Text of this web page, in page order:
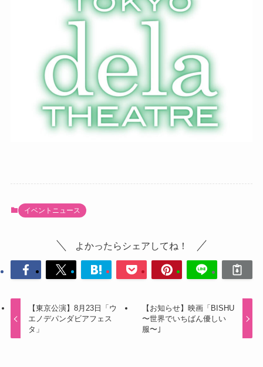
イベントニュース
よかったらシェアしてね！
【東京公演】8月23日「ウ
エノデパンダビアフェス
タ」
【お知らせ】映画「BISHU
〜世界でいちばん優しい
服〜｣